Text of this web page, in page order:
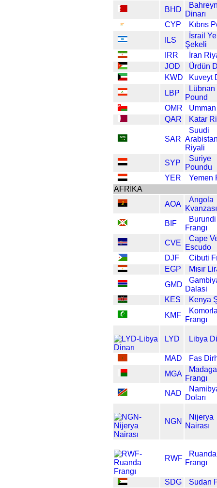
BHD
Dinarı
CYP
Kıbrıs
ILS
İsrail
Şekeli
IRR
İran
JOD
Ürdün
KWD
Kuveyt
LBP
Lübnan
Pound
OMR
QAR
Katar
SAR
Suudi
Riyali
SYP
Suriye
Poundu
YER
Yemen
AFRİKA
AOA
Angola
Kvanzası
BIF
Burundi
Frangı
CVE
Cape
Escudo
DJF
Cibuti
EGP
Mısır
GMD
Dalasi
KES
Kenya
KMF
Frangı
LYD Libya
MAD
Fas
MGA
Frangı
NAD
Doları
NGN
Nijerya
Nairası
RWF
Ruanda
Frangı
SDG
Sudan